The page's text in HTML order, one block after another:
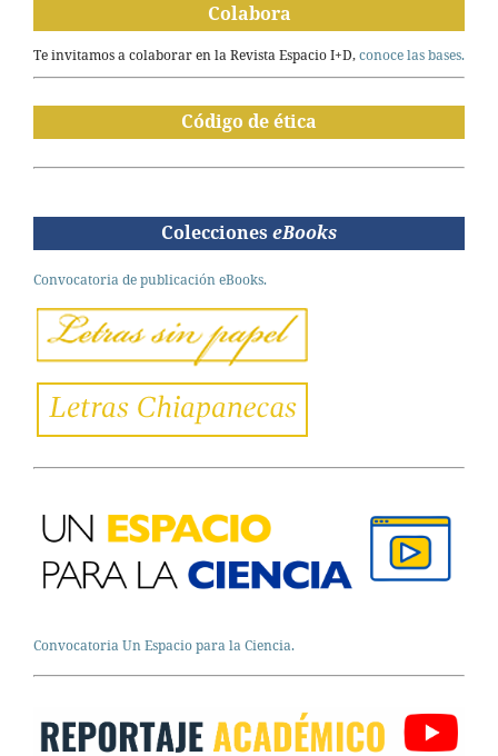
Colabora
Te invitamos a colaborar en la Revista Espacio I+D,conoce las bases.
Código de ética
Colecciones eBooks
Convocatoria de publicación eBooks.
Convocatoria Un Espacio para la Ciencia.